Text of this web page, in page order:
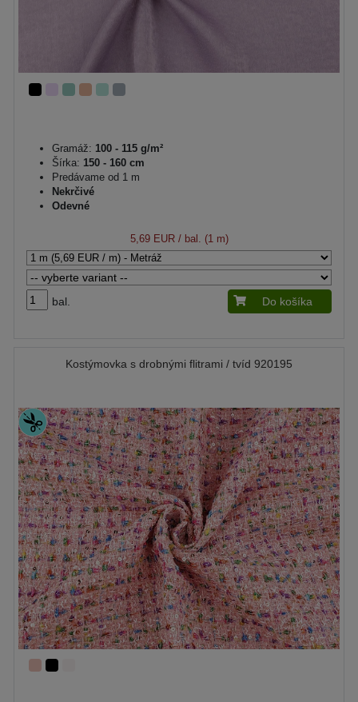
Gramáž: 100 - 115 g/m²
Šírka: 150 - 160 cm
Predávame od 1 m
Nekrčivé
Odevné
5,69 EUR/ bal. (1 m)
bal. Do košíka
Kostýmovka s drobnými flitrami / tvíd 920195